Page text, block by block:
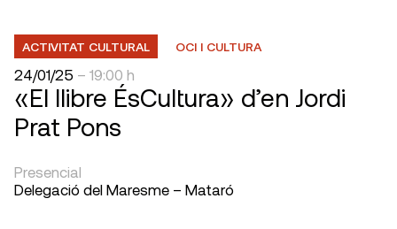
ACTIVITAT CULTURAL OCI I CULTURA
24/01/25 – 19:00 h
«El llibre ÉsCultura» d’en Jordi
Prat Pons
Presencial
Delegació del Maresme – Mataró